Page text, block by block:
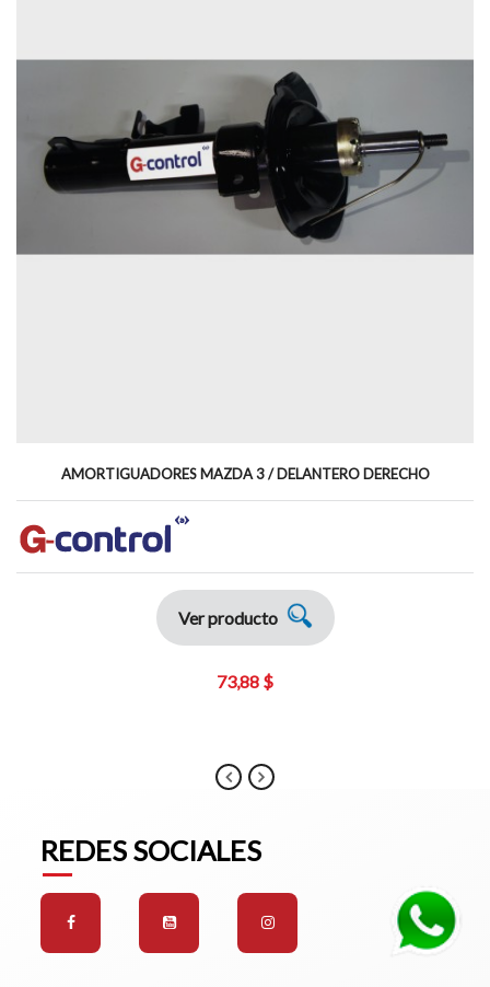
AMORTIGUADORES MAZDA 3 / DELANTERO DERECHO
Ver producto
73,88 $
REDES SOCIALES